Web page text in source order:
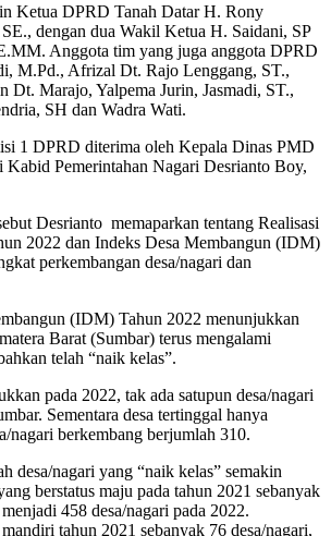
Ketua DPRD Tanah Datar H. Rony
dengan dua Wakil Ketua H. Saidani, SP
Anggota tim yang juga anggota DPRD
M.Pd., Afrizal Dt. Rajo Lenggang, ST.,
Dt. Marajo, Yalpema Jurin, Jasmadi, ST.,
SH dan Wadra Wati.
1 DPRD diterima oleh Kepala Dinas PMD
Pemerintahan Nagari Desrianto Boy,
Desrianto memaparkan tentang Realisasi
2022 dan Indeks Desa Membangun (IDM)
perkembangan desa/nagari dan
(IDM) Tahun 2022 menunjukkan
Barat (Sumbar) terus mengalami
telah “naik kelas”.
pada 2022, tak ada satupun desa/nagari
Sementara desa tertinggal hanya
nagari berkembang berjumlah 310.
desa/nagari yang “naik kelas” semakin
berstatus maju pada tahun 2021 sebanyak
458 desa/nagari pada 2022.
tahun 2021 sebanyak 76 desa/nagari,